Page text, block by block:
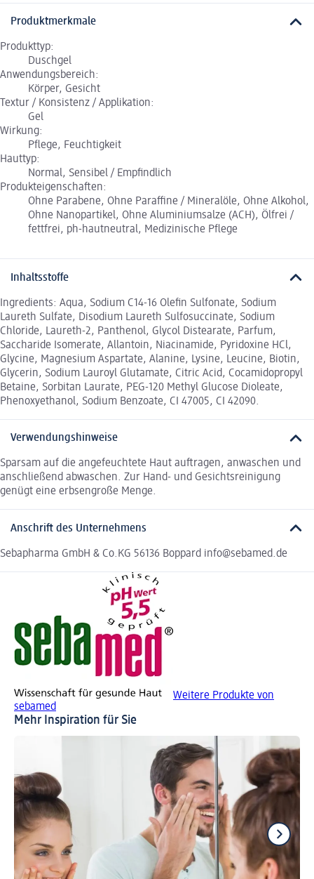
Produktmerkmale
Produkttyp:
Duschgel
Anwendungsbereich:
Körper, Gesicht
Textur / Konsistenz / Applikation:
Gel
Wirkung:
Pflege, Feuchtigkeit
Hauttyp:
Normal, Sensibel / Empfindlich
Produkteigenschaften:
Ohne Parabene, Ohne Paraffine / Mineralöle, Ohne Alkohol,
Ohne Nanopartikel, Ohne Aluminiumsalze (ACH), Ölfrei /
fettfrei, ph-hautneutral, Medizinische Pflege
Inhaltsstoffe
Ingredients: Aqua, Sodium C14-16 Olefin Sulfonate, Sodium
Laureth Sulfate, Disodium Laureth Sulfosuccinate, Sodium
Chloride, Laureth-2, Panthenol, Glycol Distearate, Parfum,
Saccharide Isomerate, Allantoin, Niacinamide, Pyridoxine HCl,
Glycine, Magnesium Aspartate, Alanine, Lysine, Leucine, Biotin,
Glycerin, Sodium Lauroyl Glutamate, Citric Acid, Cocamidopropyl
Betaine, Sorbitan Laurate, PEG-120 Methyl Glucose Dioleate,
Phenoxyethanol, Sodium Benzoate, CI 47005, CI 42090.
Verwendungshinweise
Sparsam auf die angefeuchtete Haut auftragen, anwaschen und
anschließend abwaschen. Zur Hand- und Gesichtsreinigung
genügt eine erbsengroße Menge.
Anschrift des Unternehmens
Sebapharma GmbH & Co.KG 56136 Boppard info@sebamed.de
Weitere Produkte von
sebamed
Mehr Inspiration für Sie